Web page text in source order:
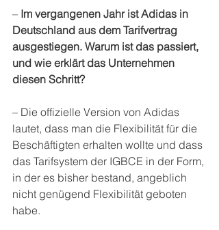
– Im vergangenen Jahr ist Adidas in
Deutschland aus dem Tarifvertrag
ausgestiegen. Warum ist das passiert,
und wie erklärt das Unternehmen
diesen Schritt?
– Die offizielle Version von Adidas
lautet, dass man die Flexibilität für die
Beschäftigten erhalten wollte und dass
das Tarifsystem der IGBCE in der Form,
in der es bisher bestand, angeblich
nicht genügend Flexibilität geboten
habe.